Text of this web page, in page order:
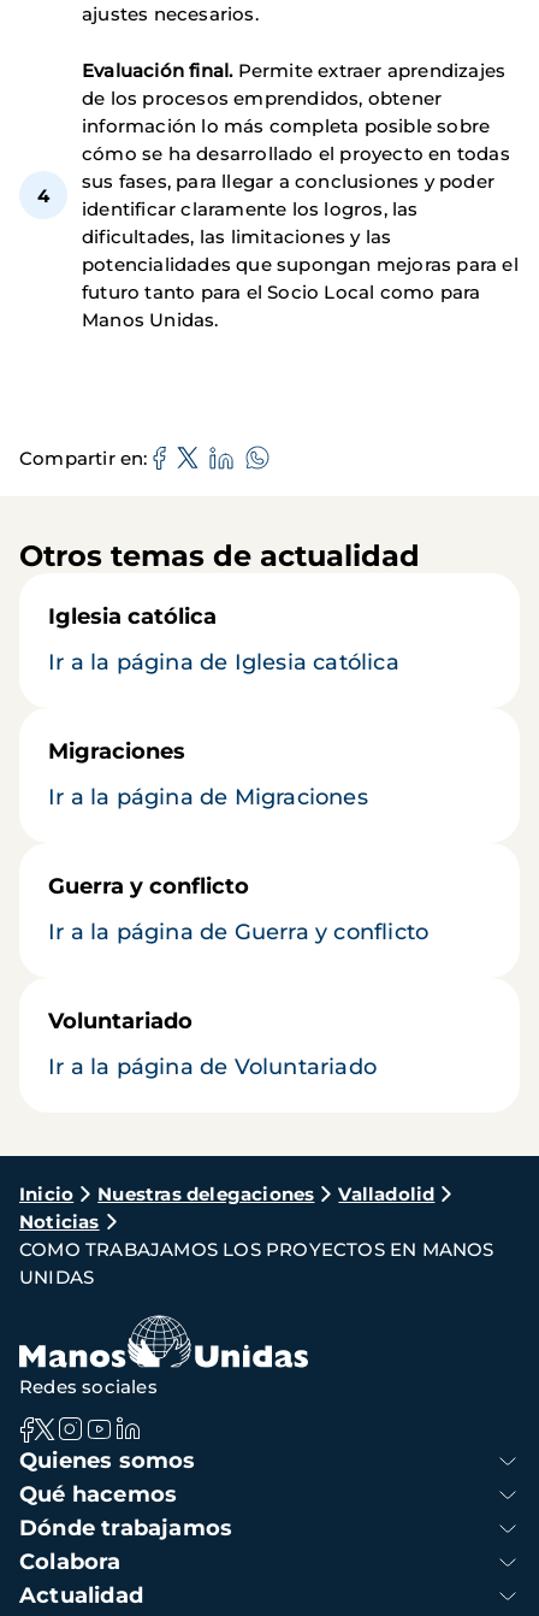
ajustes necesarios.
Evaluación final. Permite extraer aprendizajes
de los procesos emprendidos, obtener
información lo más completa posible sobre
cómo se ha desarrollado el proyecto en todas
sus fases, para llegar a conclusiones y poder
identificar claramente los logros, las
dificultades, las limitaciones y las
potencialidades que supongan mejoras para el
futuro tanto para el Socio Local como para
Manos Unidas.
Compartir en
Otros temas de actualidad
Iglesia católica
Ir a la página de Iglesia católica
Migraciones
Ir a la página de Migraciones
Guerra y conflicto
Ir a la página de Guerra y conflicto
Voluntariado
Ir a la página de Voluntariado
Ruta
de
navegación
Inicio Nuestras delegaciones
Valladolid
Noticias
COMO TRABAJAMOS LOS PROYECTOS EN MANOS
UNIDAS
Navegación
principal
Quienes somos
Qué hacemos
Dónde trabajamos
Colabora
Actualidad
Redes sociales